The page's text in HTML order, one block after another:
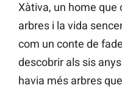
Xàtiva, un home que
arbres i la vida
com un conte de
descobrir als sis
havia més arbres